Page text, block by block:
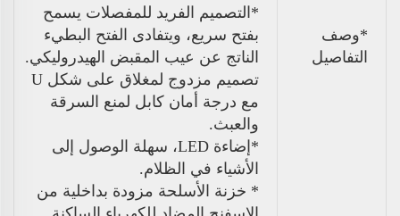
*وصف
التفاصيل
*التصميم الفريد للمفصلات يسمح
بفتح سريع، ويتفادى الفتح البطيء
الناتج عن عيب المقبض الهيدروليكي.
تصميم مزدوج لمغلاق على شكل U
مع درجة أمان كابل لمنع السرقة
والعبث.
*إضاءة LED، سهلة الوصول إلى
الأشياء في الظلام.
* خزنة الأسلحة مزودة بداخلية من